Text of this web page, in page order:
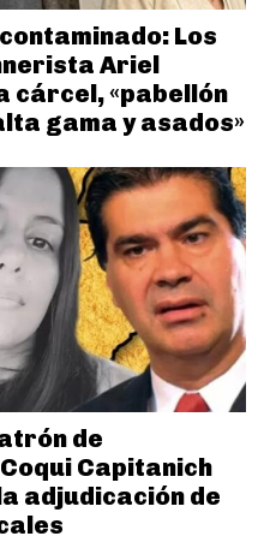
Los
Ariel
cárcel, «pabellón
gama y asados»
de
Capitanich
adjudicación de